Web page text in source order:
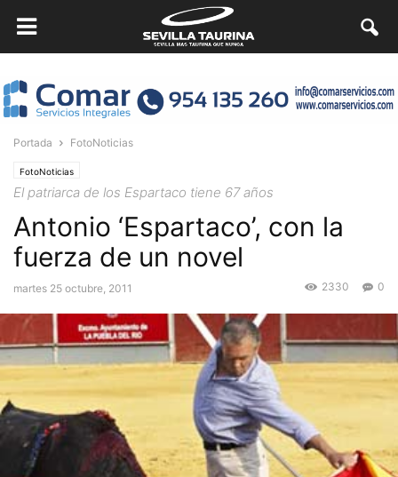
Portada FotoNoticias
FotoNoticias
El patriarca de los Espartaco tiene 67 años
Antonio ‘Espartaco’, con la
fuerza de un novel
martes 25 octubre, 2011 0
2330